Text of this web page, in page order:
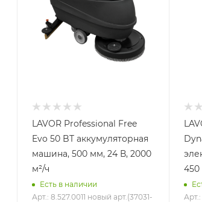
LAVOR Professional Free
Evo 50 BT аккумуляторная
машина, 500 мм, 24 В, 2000
м²/ч
Есть в наличии
Арт.: 8.527.0011 новый арт.(37031-
450